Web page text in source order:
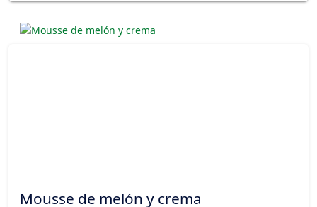
Mousse de melón y crema